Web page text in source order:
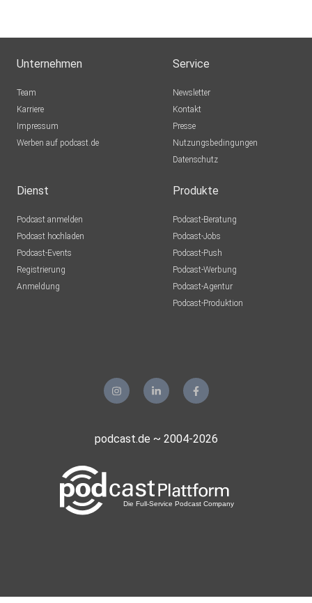
Unternehmen
Team
Karriere
Impressum
Werben auf podcast.de
Service
Newsletter
Kontakt
Presse
Nutzungsbedingungen
Datenschutz
Dienst
Podcast anmelden
Podcast hochladen
Podcast-Events
Registrierung
Anmeldung
Produkte
Podcast-Beratung
Podcast-Jobs
Podcast-Push
Podcast-Werbung
Podcast-Agentur
Podcast-Produktion
podcast.de ~ 2004-2026